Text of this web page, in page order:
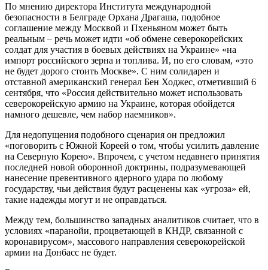
По мнению директора Института международной
безопасности в Белграде Орхана Драгаша, подобное
соглашение между Москвой и Пхеньяном может быть
реальным – речь может идти «об обмене северокорейских
солдат для участия в боевых действиях на Украине» «на
импорт российского зерна и топлива. И, по его словам, «это
не будет дорого стоить Москве». С ним солидарен и
отставной американский генерал Бен Ходжес, отметивший 6
сентября, что «Россия действительно может использовать
северокорейскую армию на Украине, которая обойдется
намного дешевле, чем набор наемников».
Для недопущения подобного сценария он предложил
«поговорить с Южной Кореей о том, чтобы усилить давление
на Северную Корею». Впрочем, с учетом недавнего принятия
последней новой оборонной доктрины, подразумевающей
нанесение превентивного ядерного удара по любому
государству, чьи действия будут расценены как «угроза» ей,
такие надежды могут и не оправдаться.
Между тем, большинство западных аналитиков считает, что в
условиях «паранойи, процветающей в КНДР, связанной с
коронавирусом», массового направления северокорейской
армии на Донбасс не будет.